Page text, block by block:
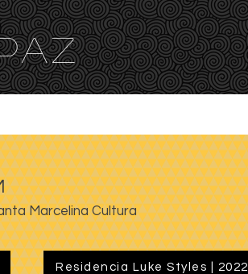
Marcelina Cultura
Residencia Luke Styles | 2022